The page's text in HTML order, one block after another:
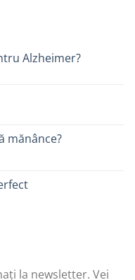
Alzheimer?
mănânce?
la newsletter. Vei